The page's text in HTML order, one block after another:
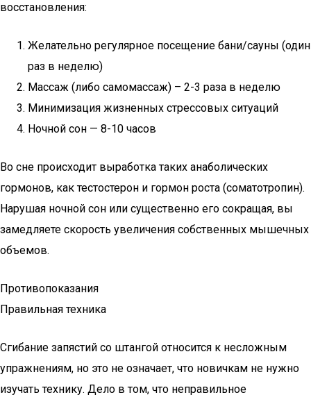
восстановления:
Желательно регулярное посещение бани/сауны (один
раз в неделю)
Массаж (либо самомассаж) – 2-3 раза в неделю
Минимизация жизненных стрессовых ситуаций
Ночной сон — 8-10 часов
Во сне происходит выработка таких анаболических
гормонов, как тестостерон и гормон роста (соматотропин).
Нарушая ночной сон или существенно его сокращая, вы
замедляете скорость увеличения собственных мышечных
объемов.
Противопоказания
Правильная техника
Сгибание запястий со штангой относится к несложным
упражнениям, но это не означает, что новичкам не нужно
изучать технику. Дело в том, что неправильное